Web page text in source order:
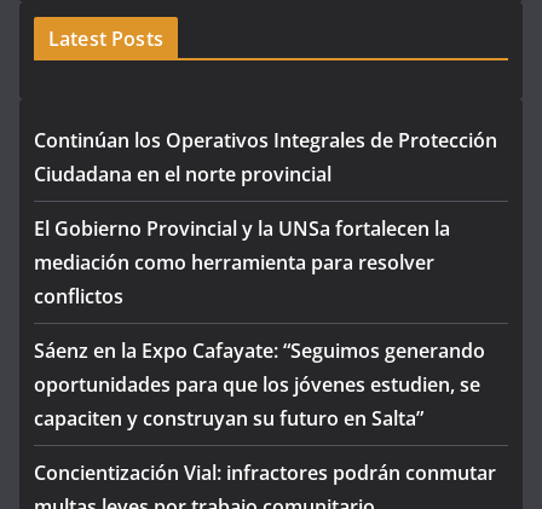
Latest Posts
Continúan los Operativos Integrales de Protección
Ciudadana en el norte provincial
El Gobierno Provincial y la UNSa fortalecen la
mediación como herramienta para resolver
conflictos
Sáenz en la Expo Cafayate: “Seguimos generando
oportunidades para que los jóvenes estudien, se
capaciten y construyan su futuro en Salta”
Concientización Vial: infractores podrán conmutar